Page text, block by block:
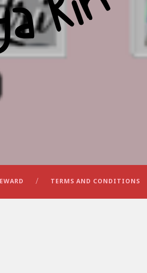
TERMS AND CONDITIONS